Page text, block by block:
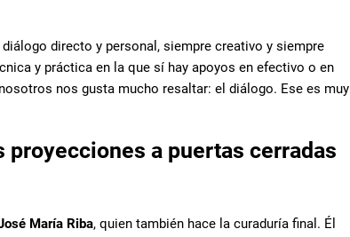
directo y personal, siempre creativo y siempre
y práctica en la que sí hay apoyos en efectivo o en
nos gusta mucho resaltar: el diálogo. Ese es muy
proyecciones a puertas cerradas
María Riba, quien también hace la curaduría final. Él